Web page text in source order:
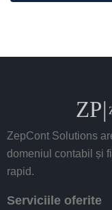
ZepCont Solutions
domeniul contabil și
rapid.
Serviciile oferite